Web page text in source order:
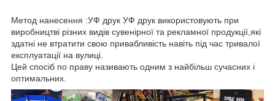
Метод нанесення :УФ друк УФ друк використовують при
виробництві різних видів сувенірної та рекламної продукції,які
здатні не втратити свою привабливість навіть під час тривалої
експлуатації на вулиці.
Цей спосіб по праву називають одним з найбільш сучасних і
оптимальних.